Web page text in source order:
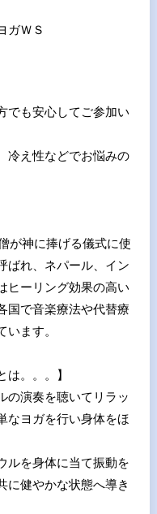
ガＷＳ
も安心してご参加い
冷え性などでお悩みの
が神に捧げる儀式に使
ばれ、ネパール、イン
ヒーリング効果の高い
国で音楽療法や代替療
ます。
は。。。】
の演奏を聴いてリラッ
なヨガを行い身体をほ
ルを身体に当て振動を
に健やかな状態へ導き